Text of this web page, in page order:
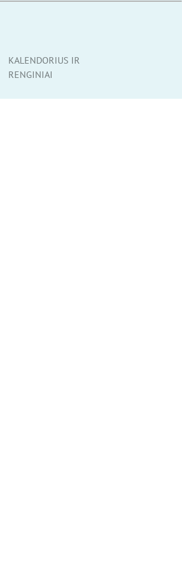
KALENDORIUS IR
RENGINIAI